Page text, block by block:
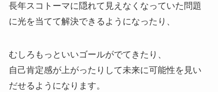
長年スコトーマに隠れて見えなくなっていた問題
に光を当てて解決できるようになったり、
むしろもっといいゴールがでてきたり、
自己肯定感が上がったりして未来に可能性を見い
だせるようになります。